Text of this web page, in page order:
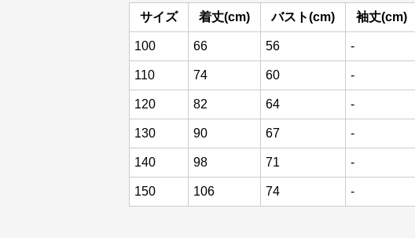
サイズ 着丈(cm) バスト(cm) 袖丈(cm)
100 66 56 -
110 74 60 -
120 82 64 -
130 90 67 -
140 98 71 -
150 106 74 -